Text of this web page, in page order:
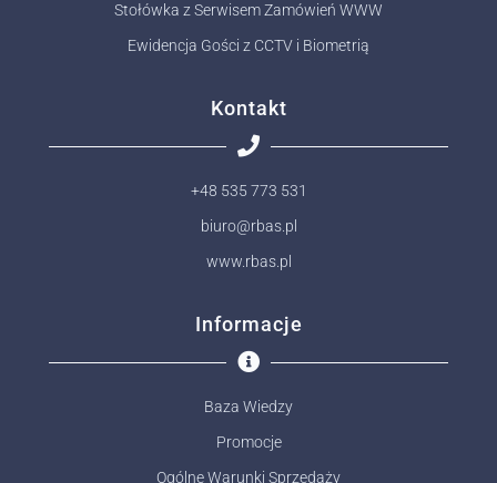
Stołówka z Serwisem Zamówień WWW
Ewidencja Gości z CCTV i Biometrią
Kontakt
+48 535 773 531
biuro@rbas.pl
www.rbas.pl
Informacje
Baza Wiedzy
Promocje
Ogólne Warunki Sprzedaży